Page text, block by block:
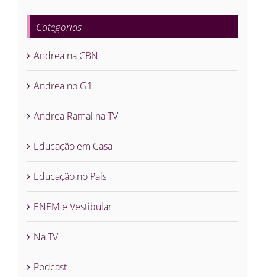
Categorias
Andrea na CBN
Andrea no G1
Andrea Ramal na TV
Educação em Casa
Educação no País
ENEM e Vestibular
Na TV
Podcast